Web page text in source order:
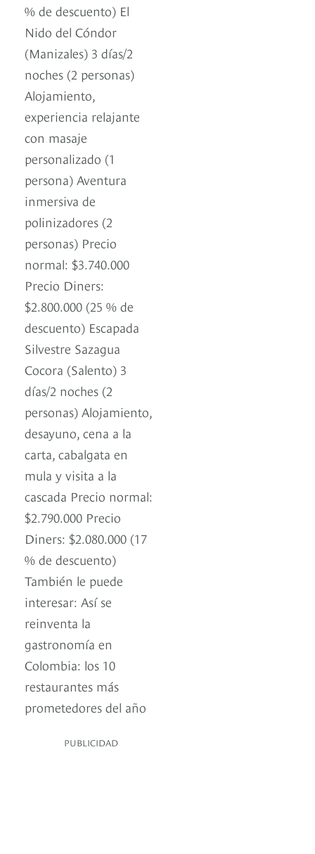
% de descuento) El
Nido del Cóndor
(Manizales) 3 días/2
noches (2 personas)
Alojamiento,
experiencia relajante
con masaje
personalizado (1
persona) Aventura
inmersiva de
polinizadores (2
personas) Precio
normal: $3.740.000
Precio Diners:
$2.800.000 (25 % de
descuento) Escapada
Silvestre Sazagua
Cocora (Salento) 3
días/2 noches (2
personas) Alojamiento,
desayuno, cena a la
carta, cabalgata en
mula y visita a la
cascada Precio normal:
$2.790.000 Precio
Diners: $2.080.000 (17
% de descuento)
También le puede
interesar: Así se
reinventa la
gastronomía en
Colombia: los 10
restaurantes más
prometedores del año
PUBLICIDAD